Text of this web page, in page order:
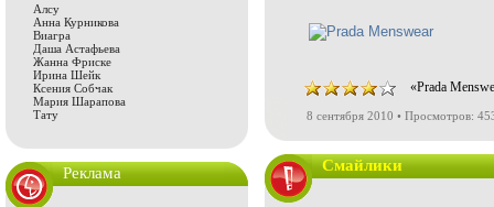
Алсу
Анна Курникова
Виагра
Даша Астафьева
Жанна Фриске
Ирина Шейк
Ксения Собчак
Мария Шарапова
Тату
Реклама
«Prada
8 сентября 2010 • Просмотров:
Смайлики